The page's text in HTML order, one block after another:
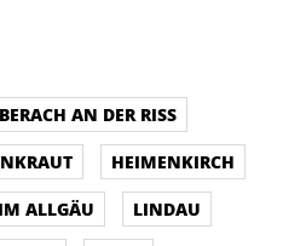
AN DER RISS
HEIMENKIRCH
ALLGÄU
LINDAU